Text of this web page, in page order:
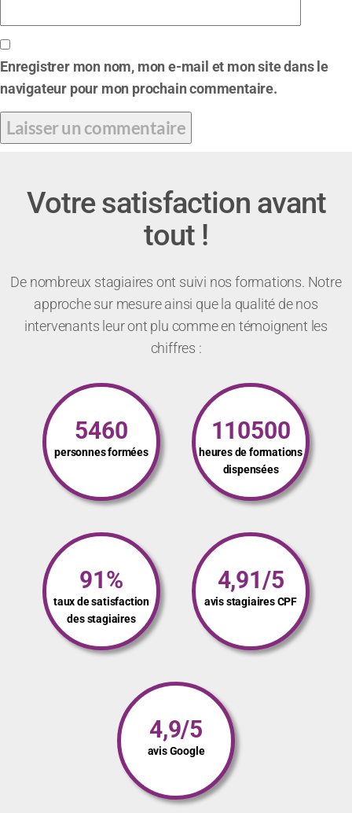
Enregistrer mon nom, mon e-mail et mon site dans le
navigateur pour mon prochain commentaire.
Votre satisfaction avant
tout !
De nombreux stagiaires ont suivi nos formations. Notre
approche sur mesure ainsi que la qualité de nos
intervenants leur ont plu comme en témoignent les
chiffres :
5460
personnes formées
110500
heures de formations
dispensées
91%
taux de satisfaction
des stagiaires
4,91/5
avis stagiaires CPF
4,9/5
avis Google